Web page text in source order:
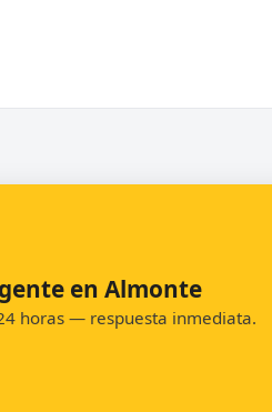
en Almonte
horas — respuesta inmediata.